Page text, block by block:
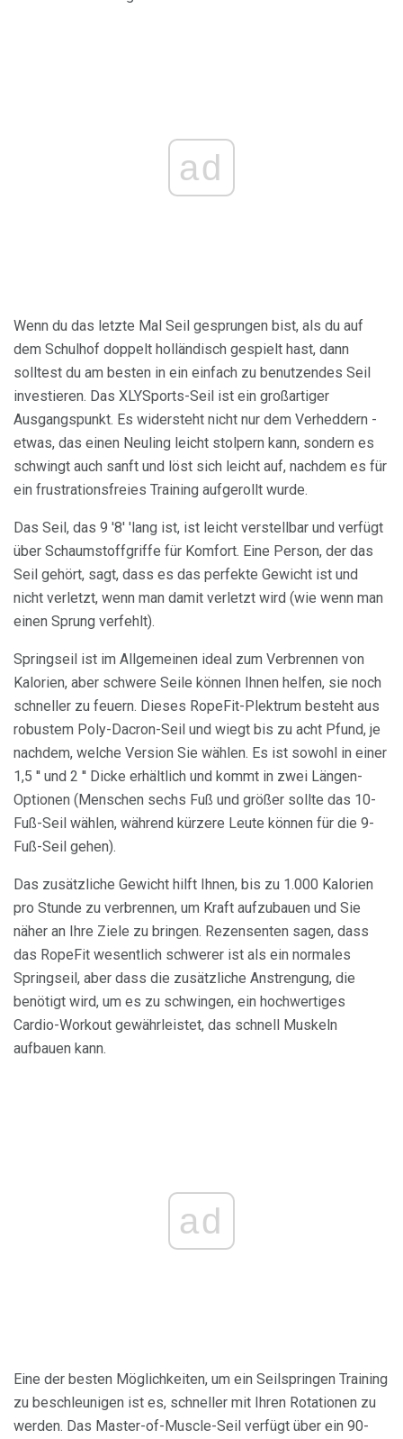
ad
Wenn du das letzte Mal Seil gesprungen bist, als du auf
dem Schulhof doppelt holländisch gespielt hast, dann
solltest du am besten in ein einfach zu benutzendes Seil
investieren. Das XLYSports-Seil ist ein großartiger
Ausgangspunkt. Es widersteht nicht nur dem Verheddern -
etwas, das einen Neuling leicht stolpern kann, sondern es
schwingt auch sanft und löst sich leicht auf, nachdem es für
ein frustrationsfreies Training aufgerollt wurde.
Das Seil, das 9 '8' 'lang ist, ist leicht verstellbar und verfügt
über Schaumstoffgriffe für Komfort. Eine Person, der das
Seil gehört, sagt, dass es das perfekte Gewicht ist und
nicht verletzt, wenn man damit verletzt wird (wie wenn man
einen Sprung verfehlt).
Springseil ist im Allgemeinen ideal zum Verbrennen von
Kalorien, aber schwere Seile können Ihnen helfen, sie noch
schneller zu feuern. Dieses RopeFit-Plektrum besteht aus
robustem Poly-Dacron-Seil und wiegt bis zu acht Pfund, je
nachdem, welche Version Sie wählen. Es ist sowohl in einer
1,5 '' und 2 '' Dicke erhältlich und kommt in zwei Längen-
Optionen (Menschen sechs Fuß und größer sollte das 10-
Fuß-Seil wählen, während kürzere Leute können für die 9-
Fuß-Seil gehen).
Das zusätzliche Gewicht hilft Ihnen, bis zu 1.000 Kalorien
pro Stunde zu verbrennen, um Kraft aufzubauen und Sie
näher an Ihre Ziele zu bringen. Rezensenten sagen, dass
das RopeFit wesentlich schwerer ist als ein normales
Springseil, aber dass die zusätzliche Anstrengung, die
benötigt wird, um es zu schwingen, ein hochwertiges
Cardio-Workout gewährleistet, das schnell Muskeln
aufbauen kann.
ad
Eine der besten Möglichkeiten, um ein Seilspringen Training
zu beschleunigen ist es, schneller mit Ihren Rotationen zu
werden. Das Master-of-Muscle-Seil verfügt über ein 90-